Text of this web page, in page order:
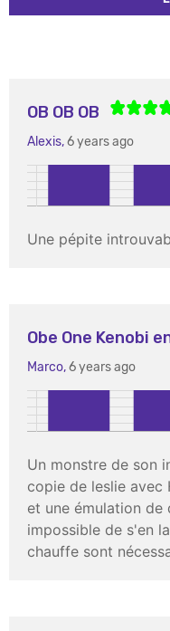
OB OB OB
Alexis,6 years ago
Une pépite
Obe One Kenobi
Marco,6 years ago
Un monstre de son
copie de leslie avec
et une émulation de
impossible de s'en
chauffe sont